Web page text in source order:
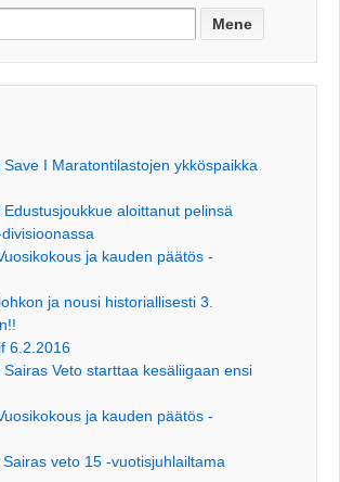
I Maratontilastojen ykköspaikka
aloittanut pelinsä
ja kauden päätös -
ja nousi historiallisesti 3.
6.2.2016
Veto starttaa kesäliigaan ensi
ja kauden päätös -
veto 15 -vuotisjuhlailtama